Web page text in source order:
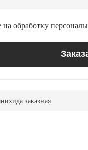
на обработку
заказная